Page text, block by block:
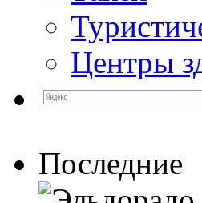
Центры
Последние